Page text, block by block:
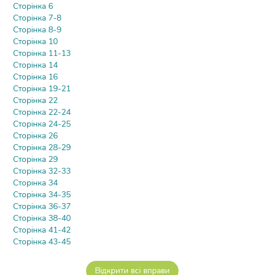
Сторінка 6
Сторінка 7-8
Сторінка 8-9
Сторінка 10
Сторінка 11-13
Сторінка 14
Сторінка 16
Сторінка 19-21
Сторінка 22
Сторінка 22-24
Сторінка 24-25
Сторінка 26
Сторінка 28-29
Сторінка 29
Сторінка 32-33
Сторінка 34
Сторінка 34-35
Сторінка 36-37
Сторінка 38-40
Сторінка 41-42
Сторінка 43-45